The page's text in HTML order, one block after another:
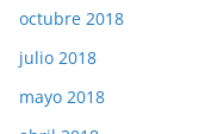
octubre 2018
julio 2018
mayo 2018